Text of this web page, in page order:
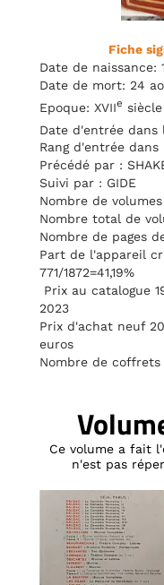
Fiche
Date de naissance:
Date de mort: 24
Epoque: XVIIe
Date d'entrée dans
Rang d'entrée
Précédé par :
Suivi par : GIDE
Nombre de
Nombre total de
Nombre de pages
Part de l'appareil
771/1872=41,19%
Prix au catalogue
2023
Prix d'achat neuf
euros
Nombre de
Ce volume a fait
n'est pas